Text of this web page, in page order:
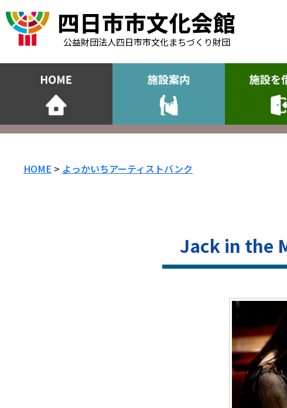
四日市市文化会館
公益財団法人四日市市文化まちづくり財団
HOME > よっかいちアーティストバンク
Jack in the